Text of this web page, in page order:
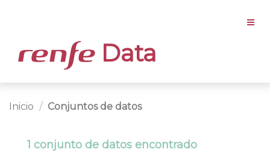
Data
Inicio Conjuntos de datos
1 conjunto de datos encontrado